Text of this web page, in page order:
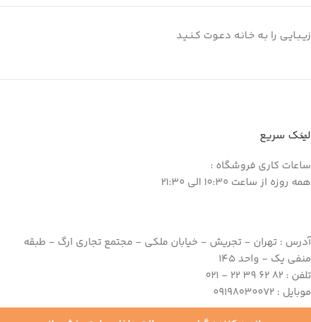
زیـبـایـی را بـه خـانـه دعـوت کـنـیـد
لینک سریع
ساعات کاری فروشگاه :
همه روزه از ساعت 10:30 الی 21:30
آدرس : تهران - تجریش - خیابان ملکی - مجتمع تجاری ارگ - طبقه
منفی یک - واحد 145
تلفن : 82 62 39 22 - 021
موبایل : 09198030072